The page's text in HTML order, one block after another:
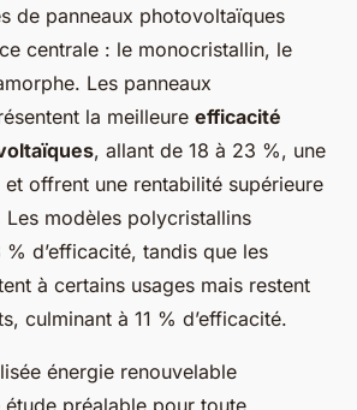
de panneaux photovoltaïques
centrale : le monocristallin, le
Les panneaux
la meilleure efficacité
, allant de 18 à 23 %, une
offrent une rentabilité supérieure
modèles polycristallins
% d’efficacité, tandis que les
à certains usages mais restent
culminant à 11 % d’efficacité.
énergie renouvelable